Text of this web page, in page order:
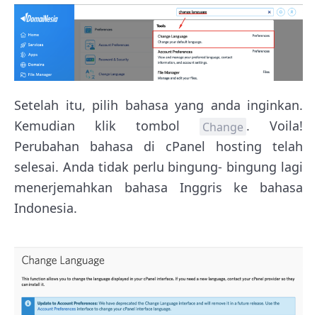
Setelah itu, pilih bahasa yang anda inginkan.
Kemudian klik tombol
Change . Voila!
Perubahan bahasa di cPanel hosting telah
selesai. Anda tidak perlu bingung- bingung lagi
menerjemahkan bahasa Inggris ke bahasa
Indonesia.